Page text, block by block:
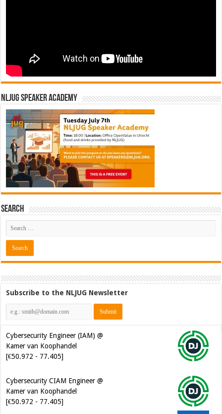
NLJUG Speaker Academy
Search
Subscribe to the NLJUG Newsletter
Cybersecurity Engineer (IAM) @
Kamer van Koophandel
[€50.972 - 77.405]
Cybersecurity CIAM Engineer @
Kamer van Koophandel
[€50.972 - 77.405]